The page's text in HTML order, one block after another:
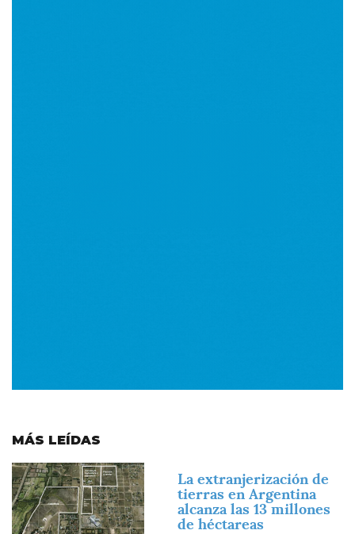
MÁS LEÍDAS
Imagen
La extranjerización de
tierras en Argentina
alcanza las 13 millones
de héctareas